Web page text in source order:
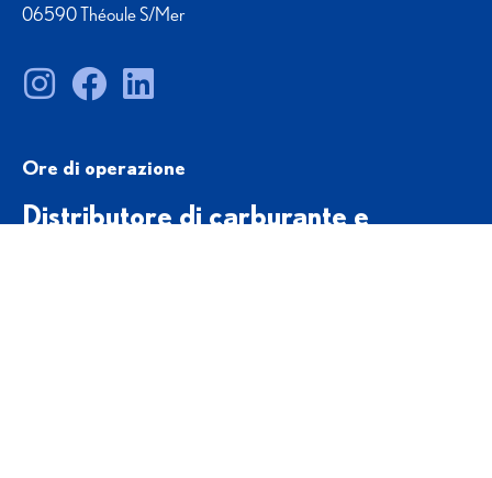
06590 Théoule S/Mer
Ore di operazione
Distributore di carburante e